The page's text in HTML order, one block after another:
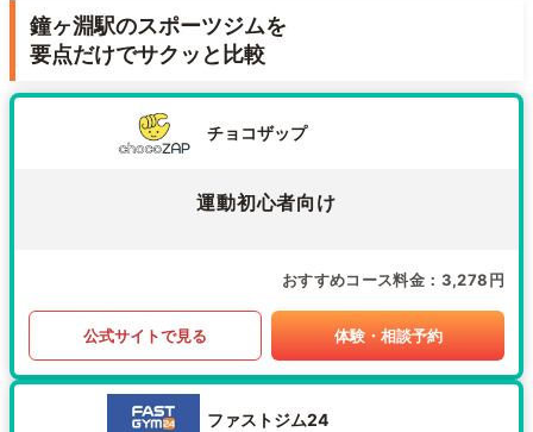
鐘ヶ淵駅のスポーツジムを
要点だけでサクッと比較
チョコザップ
運動初心者向け
おすすめコース料金 3,278円
公式サイトで見る 体験・相談予約
ファストジム24